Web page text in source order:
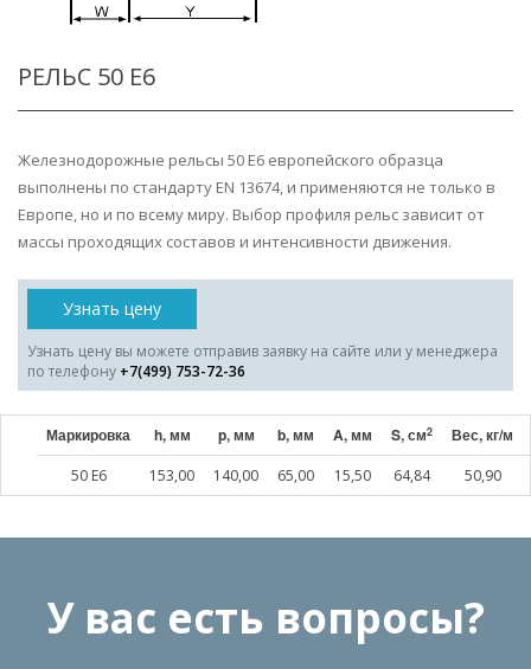
РЕЛЬС 50 E6
Железнодорожные рельсы 50 E6 европейского образца
выполнены по стандарту EN 13674, и применяются не только в
Европе, но и по всему миру. Выбор профиля рельс зависит от
массы проходящих составов и интенсивности движения.
Узнать цену
Узнать цену вы можете отправив заявку на сайте или у менеджера
по телефону +7(499) 753-72-36
Маркировка h, мм p, мм b, мм A, мм S, см2 Вес, кг/м
50 E6 153,00 140,00 65,00 15,50 64,84 50,90
У вас есть вопросы?